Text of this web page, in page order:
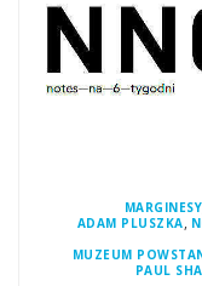
MARGINESY
ADAM PLUSZKA,
MUZEUM
PAUL